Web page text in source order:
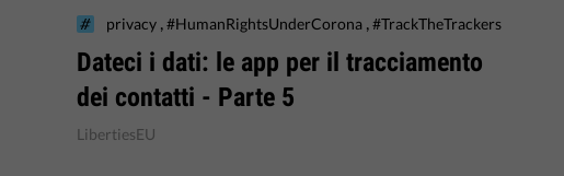
privacy ,#HumanRightsUnderCorona ,#TrackTheTrackers
Dateci i dati: le app per il tracciamento
dei contatti - Parte 5
LibertiesEU